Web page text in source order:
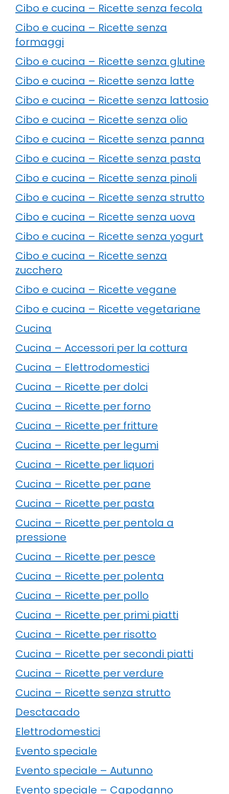
Cibo e cucina – Ricette senza fecola
Cibo e cucina – Ricette senza
formaggi
Cibo e cucina – Ricette senza glutine
Cibo e cucina – Ricette senza latte
Cibo e cucina – Ricette senza lattosio
Cibo e cucina – Ricette senza olio
Cibo e cucina – Ricette senza panna
Cibo e cucina – Ricette senza pasta
Cibo e cucina – Ricette senza pinoli
Cibo e cucina – Ricette senza strutto
Cibo e cucina – Ricette senza uova
Cibo e cucina – Ricette senza yogurt
Cibo e cucina – Ricette senza
zucchero
Cibo e cucina – Ricette vegane
Cibo e cucina – Ricette vegetariane
Cucina
Cucina – Accessori per la cottura
Cucina – Elettrodomestici
Cucina – Ricette per dolci
Cucina – Ricette per forno
Cucina – Ricette per fritture
Cucina – Ricette per legumi
Cucina – Ricette per liquori
Cucina – Ricette per pane
Cucina – Ricette per pasta
Cucina – Ricette per pentola a
pressione
Cucina – Ricette per pesce
Cucina – Ricette per polenta
Cucina – Ricette per pollo
Cucina – Ricette per primi piatti
Cucina – Ricette per risotto
Cucina – Ricette per secondi piatti
Cucina – Ricette per verdure
Cucina – Ricette senza strutto
Desctacado
Elettrodomestici
Evento speciale
Evento speciale – Autunno
Evento speciale – Capodanno